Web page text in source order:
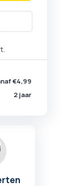
€4,99
2 jaar